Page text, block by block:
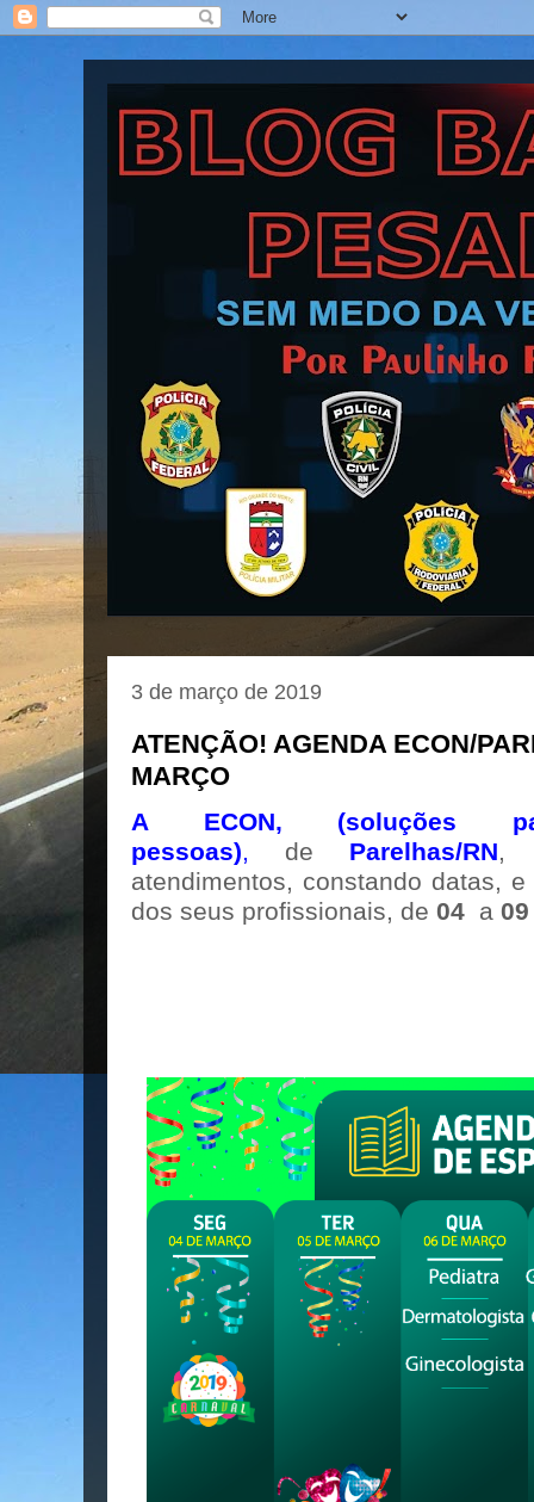
Blog Barra Pesada
3 de março de 2019
ATENÇÃO! AGENDA ECON/
MARÇO
A ECON, (soluções
pessoas), de Parelhas/RN,
atendimentos, constando datas,
dos seus profissionais, de 04 a 09